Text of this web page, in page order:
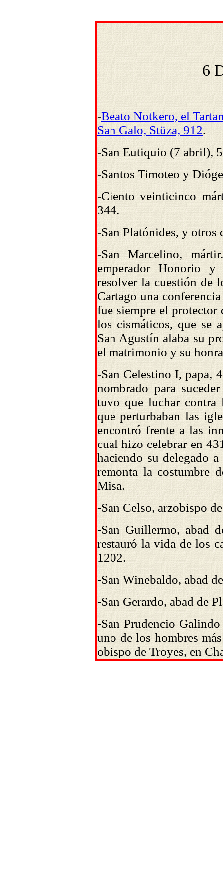
6
-Beato Notkero, el
San Galo, Stüza, 912.
-San Eutiquio (7 abril),
-Santos Timoteo y
-Ciento veinticinco
344.
-San Platónides, y otros
-San Marcelino, mártir
emperador Honorio
resolver la cuestión de
Cartago una
fue siempre el
los cismáticos, que se
San Agustín alaba su
el matrimonio y su
-San Celestino I, papa,
nombrado para
tuvo que luchar contra
que perturbaban las
encontró frente a las
cual hizo celebrar en
haciendo su delegado
remonta la costumbre
Misa.
-San Celso, arzobispo
-San Guillermo, abad
restauró la vida de los
1202.
-San Winebaldo, abad
-San Gerardo, abad de
-San Prudencio
uno de los hombres
obispo de Troyes, en